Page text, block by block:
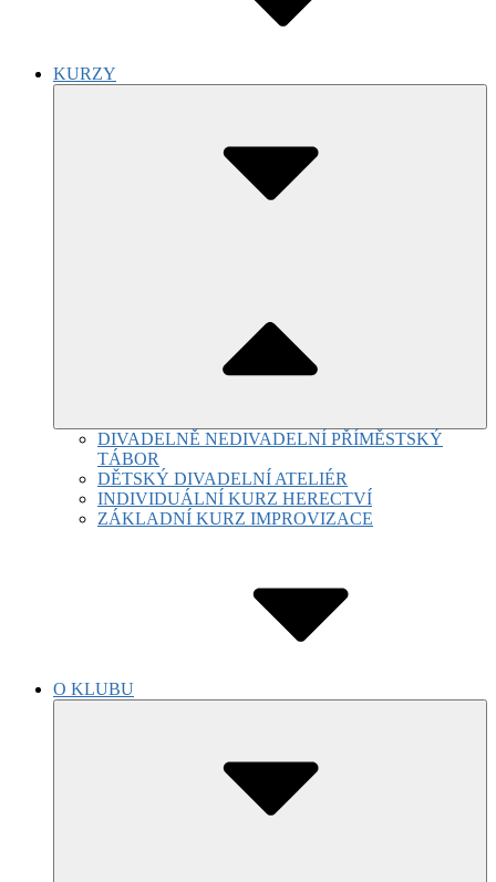
KURZY
DIVADELNĚ NEDIVADELNÍ PŘÍMĚSTSKÝ
TÁBOR
DĚTSKÝ DIVADELNÍ ATELIÉR
INDIVIDUÁLNÍ KURZ HERECTVÍ
ZÁKLADNÍ KURZ IMPROVIZACE
O KLUBU